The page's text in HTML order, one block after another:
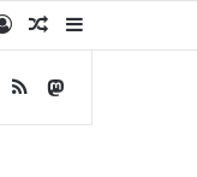
AnmeldenZufälliger
YouTube
RSS